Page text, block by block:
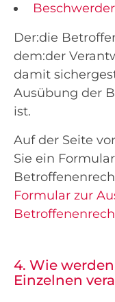
Der:die
dem:der
damit
Ausübung der
ist.
Auf der Seite
Sie ein
Formular zur
4. Wie
Einzelnen